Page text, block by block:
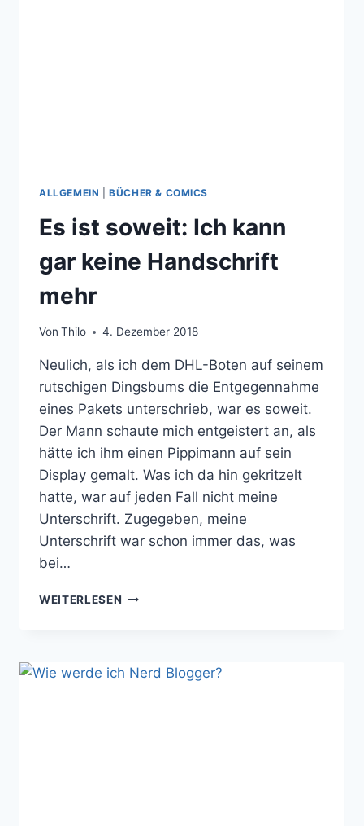
ALLGEMEIN |BÜCHER & COMICS
Es ist soweit: Ich kann
gar keine Handschrift
mehr
Von Thilo 4. Dezember 2018
Neulich, als ich dem DHL-Boten auf seinem
rutschigen Dingsbums die Entgegennahme
eines Pakets unterschrieb, war es soweit.
Der Mann schaute mich entgeistert an, als
hätte ich ihm einen Pippimann auf sein
Display gemalt. Was ich da hin gekritzelt
hatte, war auf jeden Fall nicht meine
Unterschrift. Zugegeben, meine
Unterschrift war schon immer das, was
bei…
WEITERLESEN ES
KANN
GAR